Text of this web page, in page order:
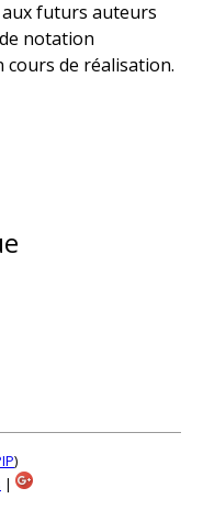
aux futurs auteurs
notation
cours de réalisation.
)
|